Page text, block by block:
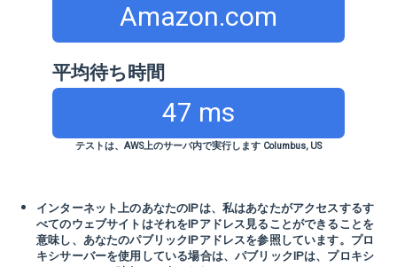
Amazon.com
平均待ち時間
47 ms
テストは、AWS上のサーバ内で実行します Columbus, US
インターネット上のあなたのIPは、私はあなたがアクセスするす
べてのウェブサイトはそれをIPアドレス見ることができることを
意味し、あなたのパブリックIPアドレスを参照しています。プロ
キシサーバーを使用している場合は、パブリックIPは、プロキシ